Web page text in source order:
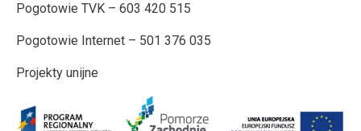
Pogotowie TVK – 603 420 515
Pogotowie Internet – 501 376 035
Projekty unijne